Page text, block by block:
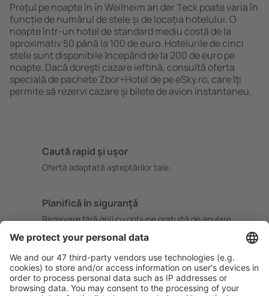
Prețul pe noapte în în Weilheim an der Teck poate varia în
funcție de numărul de stele și de locaţia hotelului. O
noapte într-un hotel de standard mediu costă de la
aproximativ 50 până la 100 de euro. Hotelurile de cinci
stele sunt disponibile ȋncepând de la 200 de euro pe
noapte. Dacă doreşti cazare ieftină, consultă oferta
specială de pachete Zbor+Hotel de pe eSky.ro, care ȋţi
permite să rezervi cazare și bilete de avion instantaneu.
Caută rapid şi uşor
Ofertă adaptată aşteptărilor tale.
Planifică ȋn siguranţă
Rezervare fără griji cu opțiune gratuită de anulare.
Economiseşte mai mult
Prețuri atractive și oferte speciale pentru utilizatorii
conectați.